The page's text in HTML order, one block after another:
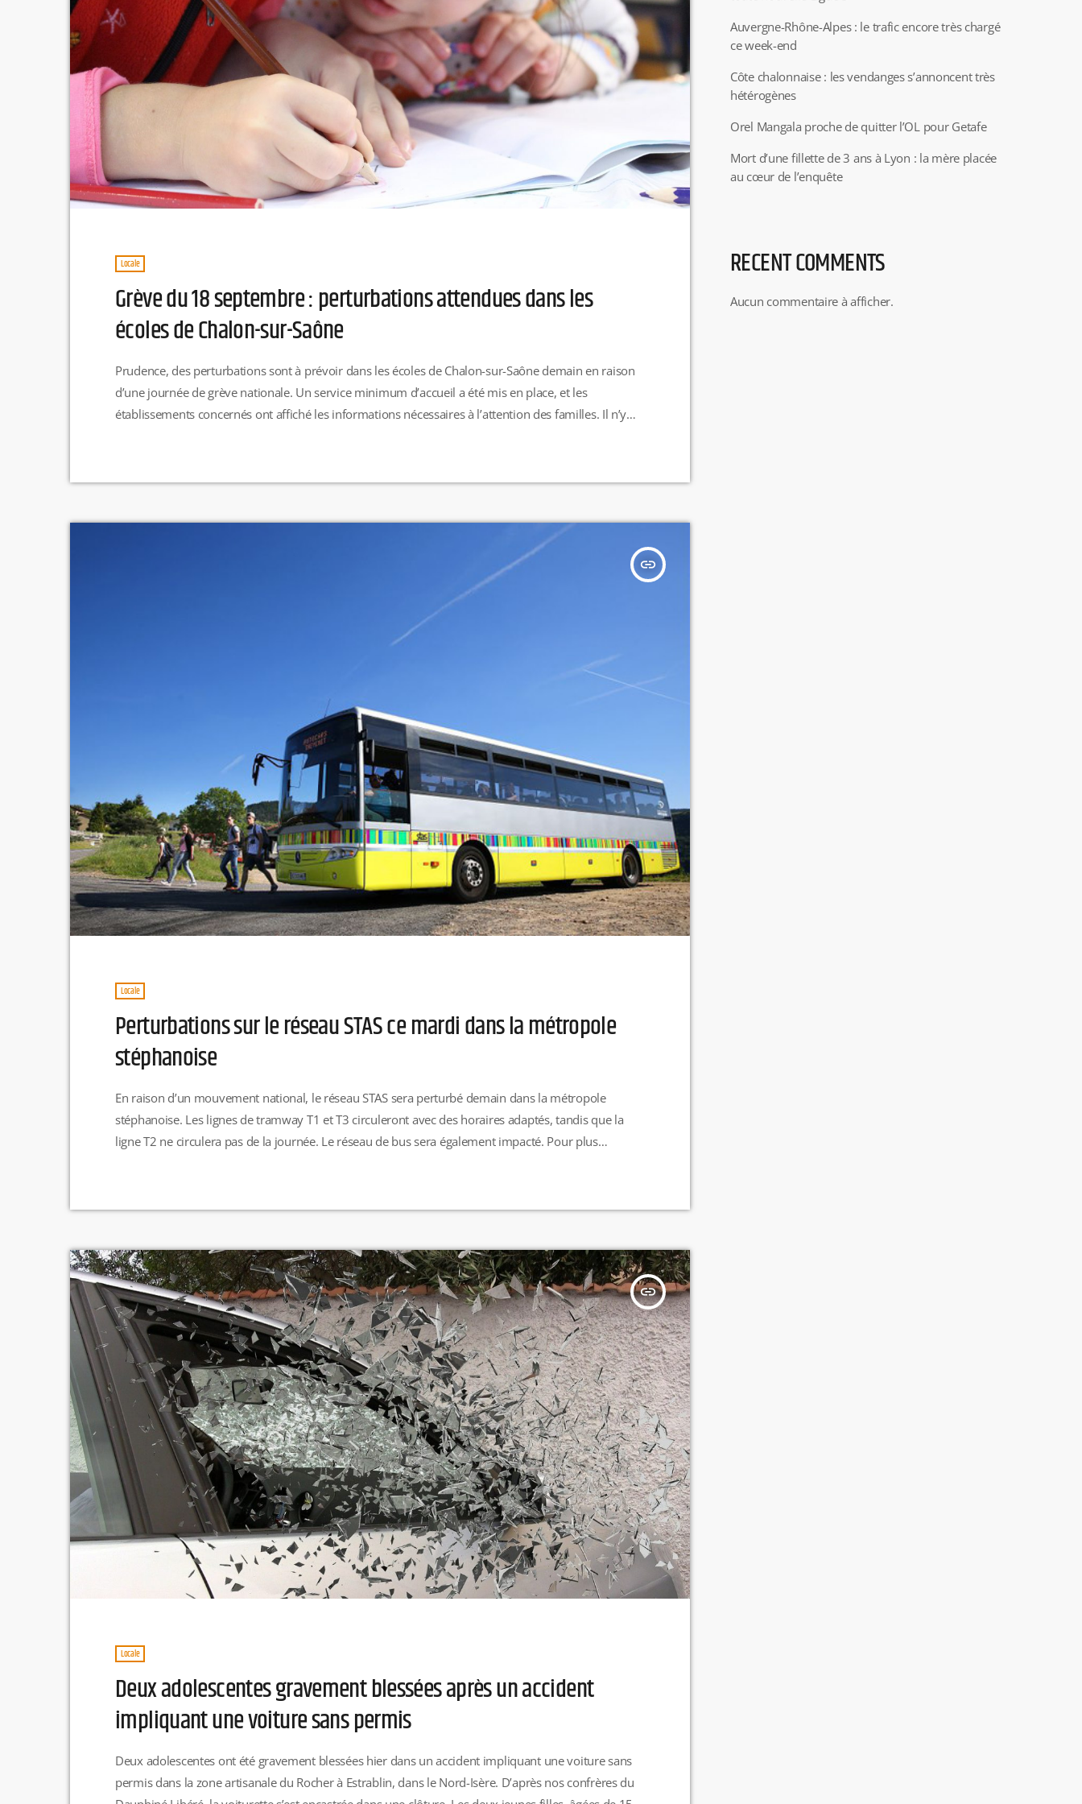
Locale
Grève du 18 septembre : perturbations attendues dans les
écoles de Chalon-sur-Saône
Prudence, des perturbations sont à prévoir dans les écoles de Chalon-sur-Saône demain en raison
d’une journée de grève nationale. Un service minimum d’accueil a été mis en place, et les
établissements concernés ont affiché les informations nécessaires à l’attention des familles. Il n’y
insert_link
Locale
Perturbations sur le réseau STAS ce mardi dans la métropole
stéphanoise
En raison d’un mouvement national, le réseau STAS sera perturbé demain dans la métropole
stéphanoise. Les lignes de tramway T1 et T3 circuleront avec des horaires adaptés, tandis que la
ligne T2 ne circulera pas de la journée. Le réseau de bus sera également impacté. Pour plus
insert_link
Locale
Deux adolescentes gravement blessées après un accident
impliquant une voiture sans permis
Deux adolescentes ont été gravement blessées hier dans un accident impliquant une voiture sans
permis dans la zone artisanale du Rocher à Estrablin, dans le Nord-Isère. D’après nos confrères du
Auvergne-Rhône-Alpes : le trafic encore très chargé
ce week-end
Côte chalonnaise : les vendanges s’annoncent très
hétérogènes
Orel Mangala proche de quitter l’OL pour Getafe
Mort d’une fillette de 3 ans à Lyon : la mère placée
au cœur de l’enquête
RECENT COMMENTS
Aucun commentaire à afficher.